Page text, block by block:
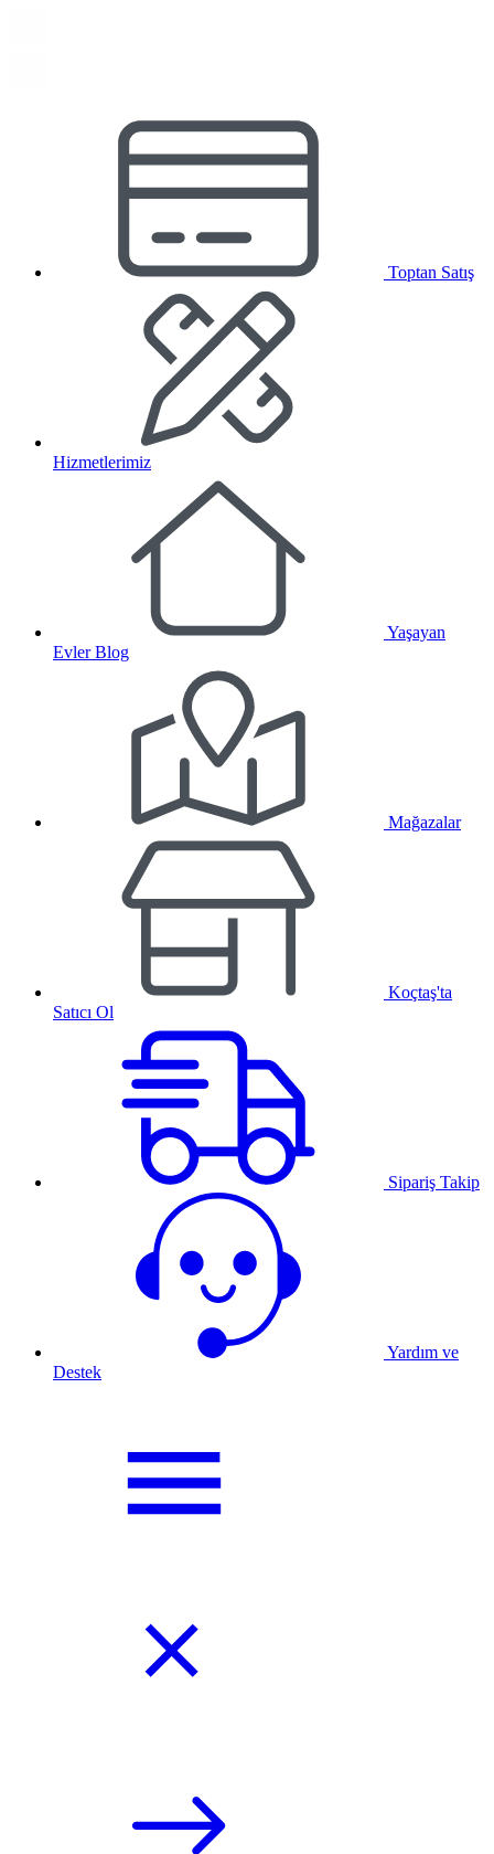
Toptan Satış
Hizmetlerimiz
Yaşayan
Evler Blog
Mağazalar
Koçtaş'ta
Satıcı Ol
Sipariş Takip
Yardım ve
Destek